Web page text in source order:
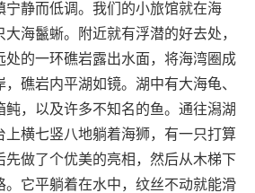
宁静而低调。我们的小旅馆就在海
海鬣蜥。附近就有浮潜的好去处，
处的一环礁岩露出水面，将海湾圈成
礁岩内平湖如镜。湖中有大海龟、
鲀，以及许多不知名的鱼。通往潟湖
上横七竖八地躺着海狮，有一只打算
先做了个优美的亮相，然后从木梯下
。它平躺着在水中，纹丝不动就能滑